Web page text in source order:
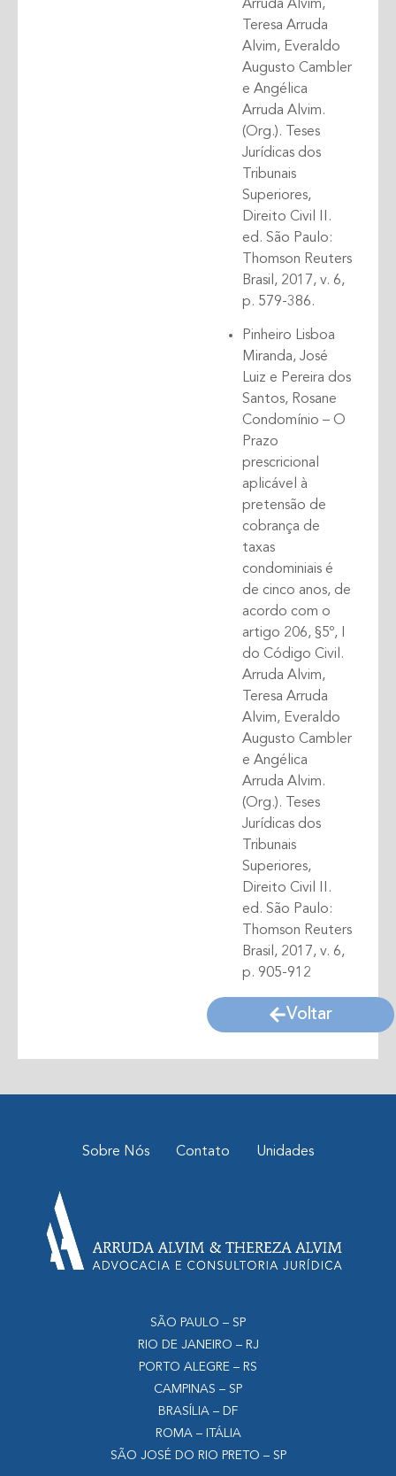
Arruda Alvim,
Teresa Arruda
Alvim, Everaldo
Augusto Cambler
e Angélica
Arruda Alvim.
(Org.). Teses
Jurídicas dos
Tribunais
Superiores,
Direito Civil II.
ed. São Paulo:
Thomson Reuters
Brasil, 2017, v. 6,
p. 579-386.
Pinheiro Lisboa
Miranda, José
Luiz e Pereira dos
Santos, Rosane
Condomínio – O
Prazo
prescricional
aplicável à
pretensão de
cobrança de
taxas
condominiais é
de cinco anos, de
acordo com o
artigo 206, §5º, I
do Código Civil.
Arruda Alvim,
Teresa Arruda
Alvim, Everaldo
Augusto Cambler
e Angélica
Arruda Alvim.
(Org.). Teses
Jurídicas dos
Tribunais
Superiores,
Direito Civil II.
ed. São Paulo:
Thomson Reuters
Brasil, 2017, v. 6,
p. 905-912
Voltar
Sobre Nós Contato Unidades
SÃO PAULO – SP
RIO DE JANEIRO – RJ
PORTO ALEGRE – RS
CAMPINAS – SP
BRASÍLIA – DF
ROMA – ITÁLIA
SÃO JOSÉ DO RIO PRETO – SP